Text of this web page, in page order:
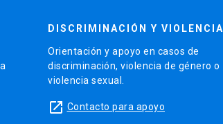
DISCRIMINACIÓN Y VIOLENCIA
Orientación y apoyo en casos de
discriminación, violencia de género o
violencia sexual.
launch Contacto para apoyo